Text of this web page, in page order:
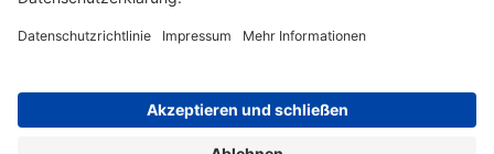
Impressum Datenschutz Barrierefreiheit